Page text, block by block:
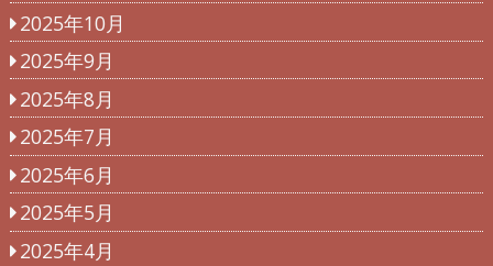
2025年10月
2025年9月
2025年8月
2025年7月
2025年6月
2025年5月
2025年4月